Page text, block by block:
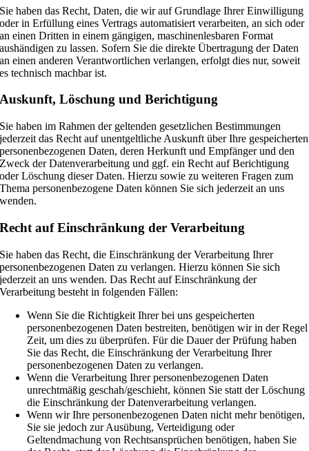
Sie haben das Recht, Daten, die wir auf Grundlage Ihrer Einwilligung
oder in Erfüllung eines Vertrags automatisiert verarbeiten, an sich oder
an einen Dritten in einem gängigen, maschinenlesbaren Format
aushändigen zu lassen. Sofern Sie die direkte Übertragung der Daten
an einen anderen Verantwortlichen verlangen, erfolgt dies nur, soweit
es technisch machbar ist.
Auskunft, Löschung und Berichtigung
Sie haben im Rahmen der geltenden gesetzlichen Bestimmungen
jederzeit das Recht auf unentgeltliche Auskunft über Ihre gespeicherten
personenbezogenen Daten, deren Herkunft und Empfänger und den
Zweck der Datenverarbeitung und ggf. ein Recht auf Berichtigung
oder Löschung dieser Daten. Hierzu sowie zu weiteren Fragen zum
Thema personenbezogene Daten können Sie sich jederzeit an uns
wenden.
Recht auf Einschränkung der Verarbeitung
Sie haben das Recht, die Einschränkung der Verarbeitung Ihrer
personenbezogenen Daten zu verlangen. Hierzu können Sie sich
jederzeit an uns wenden. Das Recht auf Einschränkung der
Verarbeitung besteht in folgenden Fällen:
Wenn Sie die Richtigkeit Ihrer bei uns gespeicherten
personenbezogenen Daten bestreiten, benötigen wir in der Regel
Zeit, um dies zu überprüfen. Für die Dauer der Prüfung haben
Sie das Recht, die Einschränkung der Verarbeitung Ihrer
personenbezogenen Daten zu verlangen.
Wenn die Verarbeitung Ihrer personenbezogenen Daten
unrechtmäßig geschah/geschieht, können Sie statt der Löschung
die Einschränkung der Datenverarbeitung verlangen.
Wenn wir Ihre personenbezogenen Daten nicht mehr benötigen,
Sie sie jedoch zur Ausübung, Verteidigung oder
Geltendmachung von Rechtsansprüchen benötigen, haben Sie